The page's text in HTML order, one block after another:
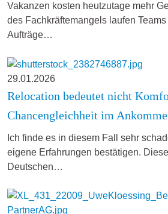
Vakanzen kosten heutzutage mehr
des Fachkräftemangels laufen
Aufträge…
29.01.2026
Relocation bedeutet nicht
Chancengleichheit im
Ich finde es in diesem Fall sehr
eigene Erfahrungen bestätigen.
Deutschen…